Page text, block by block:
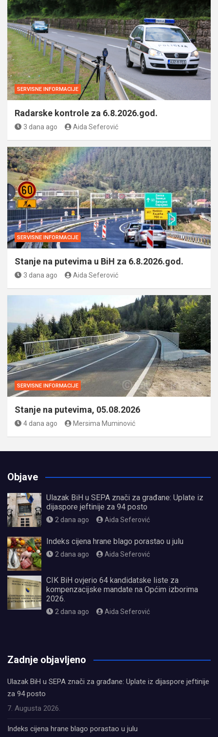
SERVISNE INFORMACIJE
Radarske kontrole za 6.8.2026.god.
3 dana ago Aida Seferović
SERVISNE INFORMACIJE
Stanje na putevima u BiH za 6.8.2026.god.
3 dana ago Aida Seferović
SERVISNE INFORMACIJE
Stanje na putevima, 05.08.2026
4 dana ago Mersima Muminović
Objave
Ulazak BiH u SEPA znači za građane: Uplate iz
dijaspore jeftinije za 94 posto
2 dana ago Aida Seferović
Indeks cijena hrane blago porastao u julu
2 dana ago Aida Seferović
CIK BiH ovjerio 64 kandidatske liste za
kompenzacijske mandate na Općim izborima
2026.
2 dana ago Aida Seferović
Zadnje objavljeno
Ulazak BiH u SEPA znači za građane: Uplate iz dijaspore jeftinije
za 94 posto
7. Augusta 2026.
Indeks cijena hrane blago porastao u julu